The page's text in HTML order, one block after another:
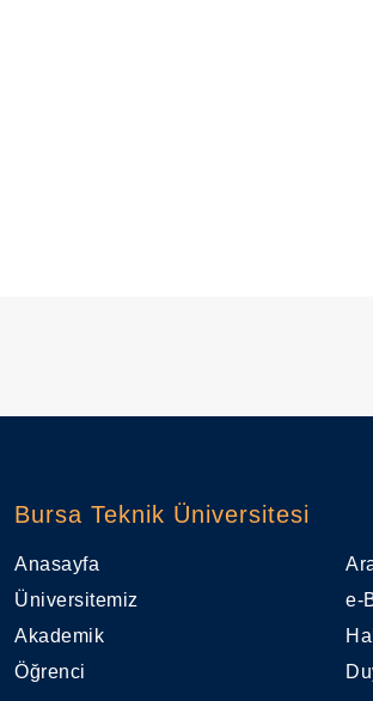
Bursa Teknik Üniversitesi
Anasayfa
Üniversitemiz
Akademik
Öğrenci
e-